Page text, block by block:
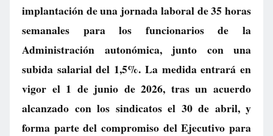
implantación de una jornada laboral de 35 horas
semanales para los funcionarios de la
Administración autonómica, junto con una
subida salarial del 1,5%. La medida entrará en
vigor el 1 de junio de 2026, tras un acuerdo
alcanzado con los sindicatos el 30 de abril, y
forma parte del compromiso del Ejecutivo para